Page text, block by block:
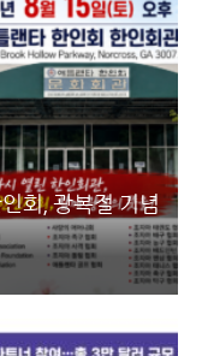
회, 광복절 기념